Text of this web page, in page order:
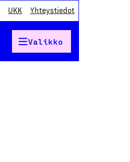
UKK Yhteystiedot
Valikko